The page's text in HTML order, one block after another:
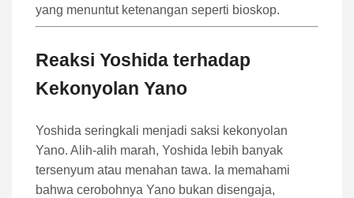
yang menuntut ketenangan seperti bioskop.
Reaksi Yoshida terhadap
Kekonyolan Yano
Yoshida seringkali menjadi saksi kekonyolan
Yano. Alih-alih marah, Yoshida lebih banyak
tersenyum atau menahan tawa. Ia memahami
bahwa cerobohnya Yano bukan disengaja,